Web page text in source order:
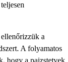
a
A folyamatos